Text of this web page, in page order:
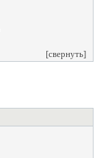
[свернуть]